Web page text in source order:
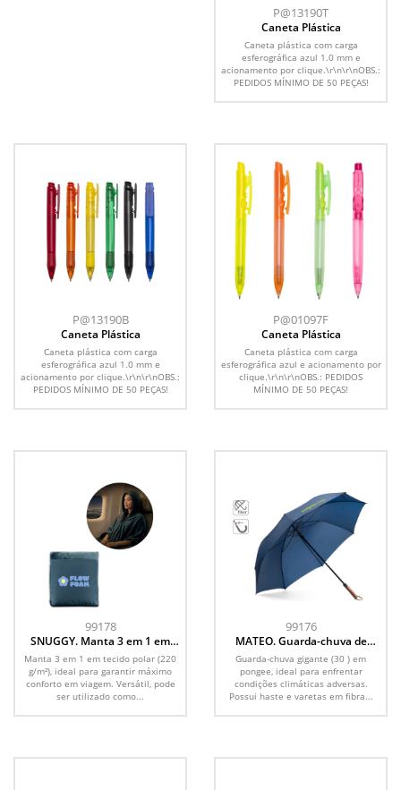
P@13190T
Caneta Plástica
Caneta plástica com carga
esferográfica azul 1.0 mm e
acionamento por clique.\r\n\r\nOBS.:
PEDIDOS MÍNIMO DE 50 PEÇAS!
P@13190B
Caneta Plástica
Caneta plástica com carga
esferográfica azul 1.0 mm e
acionamento por clique.\r\n\r\nOBS.:
PEDIDOS MÍNIMO DE 50 PEÇAS!
P@01097F
Caneta Plástica
Caneta plástica com carga
esferográfica azul e acionamento por
clique.\r\n\r\nOBS.: PEDIDOS
MÍNIMO DE 50 PEÇAS!
99178
SNUGGY. Manta 3 em 1 em
tecido polar (220 g/m²) ideal
para viagens
Manta 3 em 1 em tecido polar (220
g/m²), ideal para garantir máximo
conforto em viagem. Versátil, pode
ser utilizado como...
99176
MATEO. Guarda-chuva de
gigante (30 ) em pongee, ideal
para enfrentar condições
climáticas adversas
Guarda-chuva gigante (30 ) em
pongee, ideal para enfrentar
condições climáticas adversas.
Possui haste e varetas em fibra...